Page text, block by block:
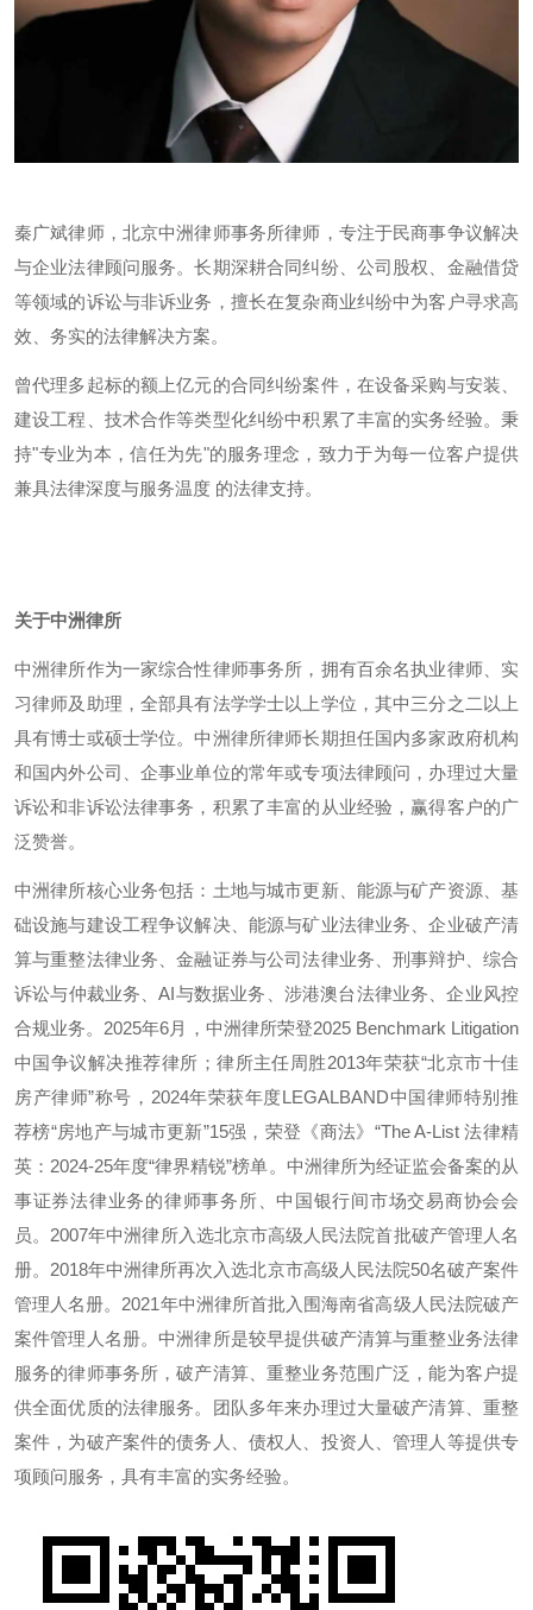
秦广斌律师，北京中洲律师事务所律师，专注于民商事争议解决
与企业法律顾问服务。长期深耕合同纠纷、公司股权、金融借贷
等领域的诉讼与非诉业务，擅长在复杂商业纠纷中为客户寻求高
效、务实的法律解决方案。
曾代理多起标的额上亿元的合同纠纷案件，在设备采购与安装、
建设工程、技术合作等类型化纠纷中积累了丰富的实务经验。秉
持"专业为本，信任为先"的服务理念，致力于为每一位客户提供
兼具法律深度与服务温度 的法律支持。
关于中洲律所
中洲律所作为一家综合性律师事务所，拥有百余名执业律师、实
习律师及助理，全部具有法学学士以上学位，其中三分之二以上
具有博士或硕士学位。中洲律所律师长期担任国内多家政府机构
和国内外公司、企事业单位的常年或专项法律顾问，办理过大量
诉讼和非诉讼法律事务，积累了丰富的从业经验，赢得客户的广
泛赞誉。
中洲律所核心业务包括：土地与城市更新、能源与矿产资源、基
础设施与建设工程争议解决、能源与矿业法律业务、企业破产清
算与重整法律业务、金融证券与公司法律业务、刑事辩护、综合
诉讼与仲裁业务、AI与数据业务、涉港澳台法律业务、企业风控
合规业务。2025年6月，中洲律所荣登2025 Benchmark Litigation
中国争议解决推荐律所；律所主任周胜2013年荣获“北京市十佳
房产律师”称号，2024年荣获年度LEGALBAND中国律师特别推
荐榜“房地产与城市更新”15强，荣登《商法》“The A-List 法律精
英：2024-25年度“律界精锐”榜单。中洲律所为经证监会备案的从
事证券法律业务的律师事务所、中国银行间市场交易商协会会
员。2007年中洲律所入选北京市高级人民法院首批破产管理人名
册。2018年中洲律所再次入选北京市高级人民法院50名破产案件
管理人名册。2021年中洲律所首批入围海南省高级人民法院破产
案件管理人名册。中洲律所是较早提供破产清算与重整业务法律
服务的律师事务所，破产清算、重整业务范围广泛，能为客户提
供全面优质的法律服务。团队多年来办理过大量破产清算、重整
案件，为破产案件的债务人、债权人、投资人、管理人等提供专
项顾问服务，具有丰富的实务经验。